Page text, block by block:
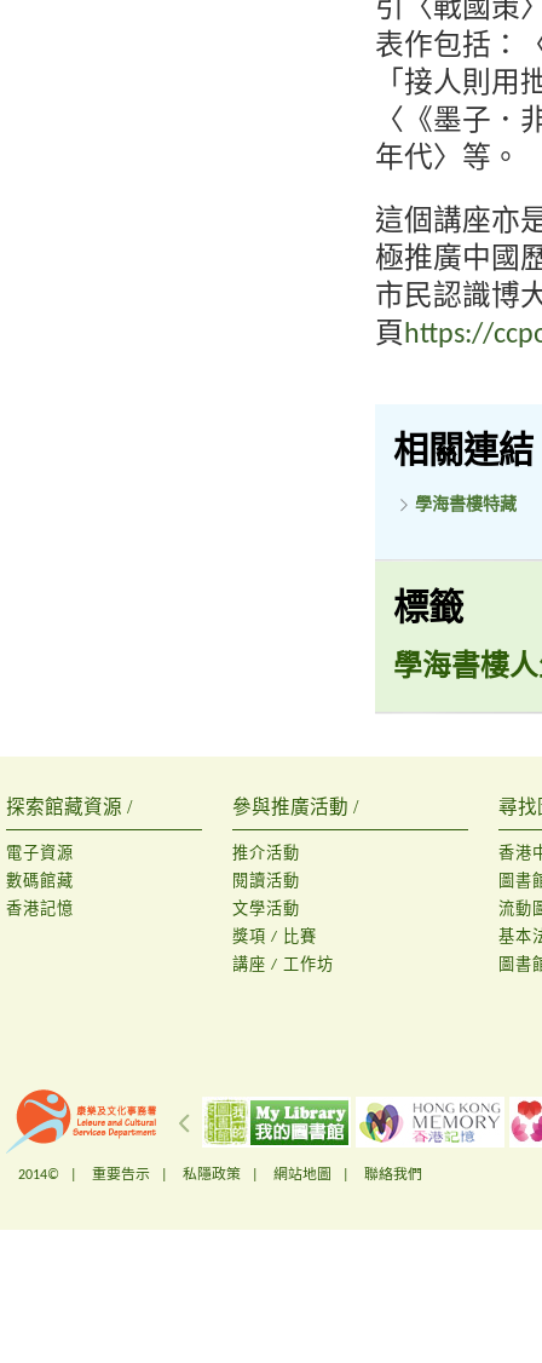
引〈戰國策
表作包括：
「接人則用
〈《墨子
年代〉等。
這個講座亦
極推廣中國
市民認識博
頁 https://
相關連結
學海書樓特藏
標籤
學海書樓
探索館藏資源 /
電子資源
數碼館藏
香港記憶
參與推廣活動 /
推介活動
閱讀活動
文學活動
獎項 / 比賽
講座 / 工作坊
尋找
香港
圖書
流動
基本
圖書
2014© | 重要告示 私隱政策 網站地圖 聯絡我們